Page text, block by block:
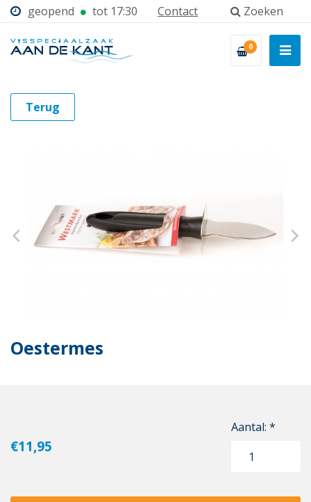
geopend tot 17:30 Contact Zoeken
0
Terug
Oestermes
€11,95
Aantal: *